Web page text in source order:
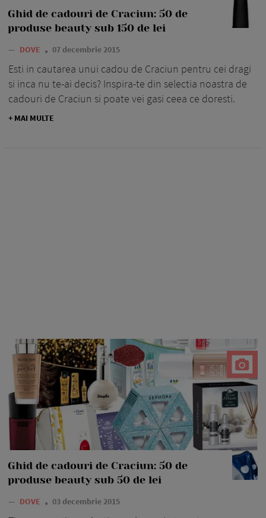
Ghid de cadouri de Craciun: 50 de
produse beauty sub 150 de lei
— DOVE 07 decembrie 2015
Esti in cautarea unui cadou de Craciun pentru cei dragi
si inca nu te-ai decis? Inspira-te din selectia noastra de
cadouri de Craciun si poate vei gasi ceea ce doresti.
+ MAI MULTE
Ghid de cadouri de Craciun: 50 de
produse beauty sub 50 de lei
— DOVE 03 decembrie 2015